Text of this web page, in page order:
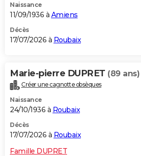
Naissance
11/09/1936 à Amiens
Décès
17/07/2026 à Roubaix
Marie-pierre DUPRET (89 ans)
Créer une cagnotte obsèques
Naissance
24/10/1936 à Roubaix
Décès
17/07/2026 à Roubaix
Famille DUPRET